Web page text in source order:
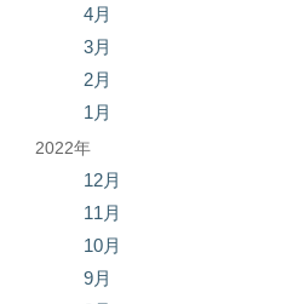
4月
3月
2月
1月
2022年
12月
11月
10月
9月